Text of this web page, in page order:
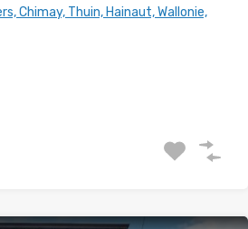
Chimay, Thuin, Hainaut, Wallonie,